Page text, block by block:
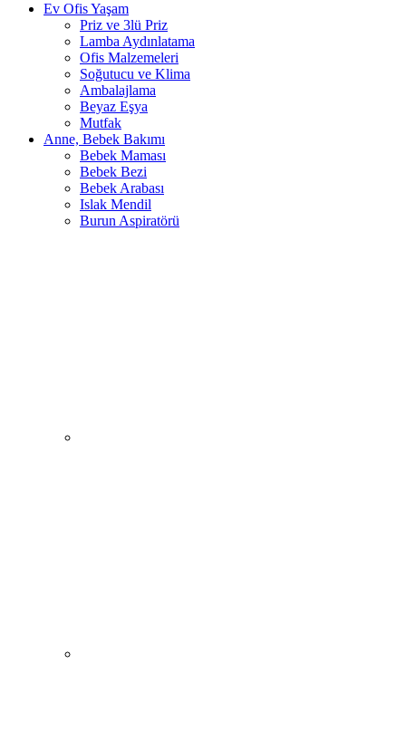
Ev Ofis Yaşam
Priz ve 3lü Priz
Lamba Aydınlatama
Ofis Malzemeleri
Soğutucu ve Klima
Ambalajlama
Beyaz Eşya
Mutfak
Anne, Bebek Bakımı
Bebek Maması
Bebek Bezi
Bebek Arabası
Islak Mendil
Burun Aspiratörü